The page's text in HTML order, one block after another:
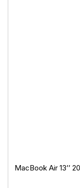
MacBook Air 13’’